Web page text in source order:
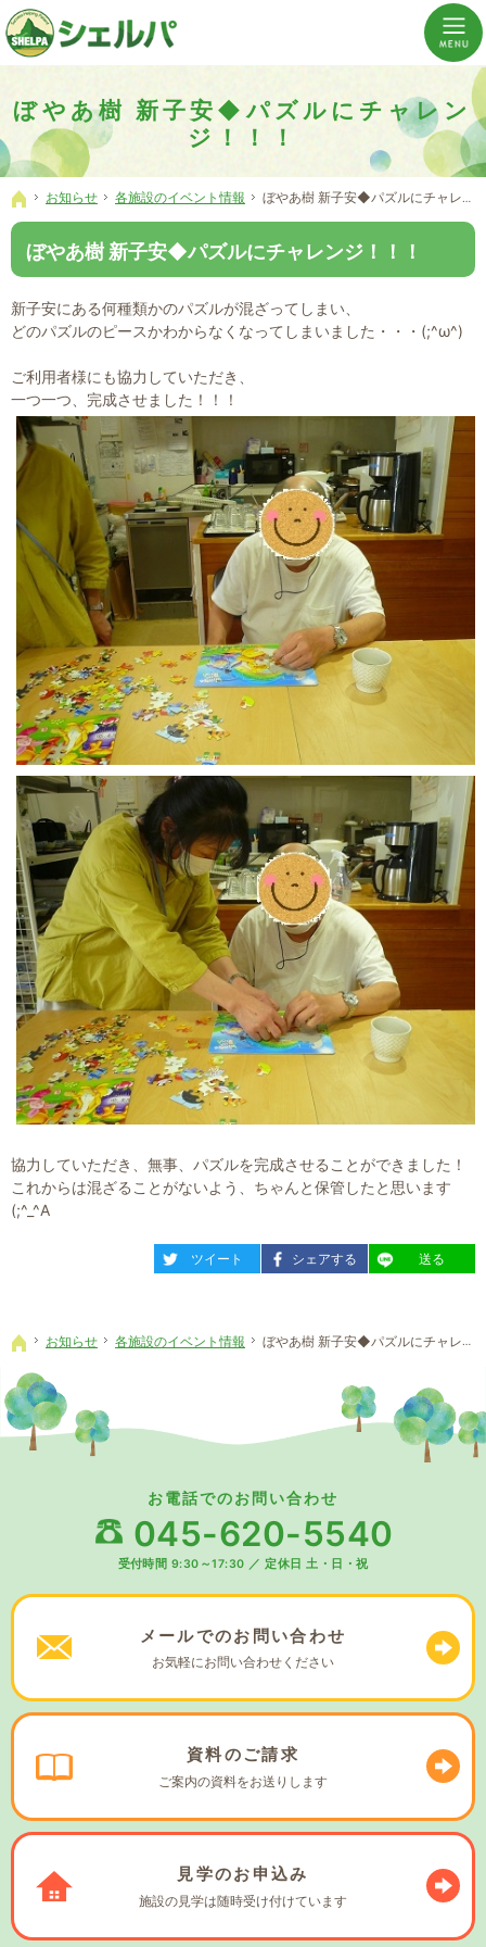
ぼやあ樹 新子安◆パズルにチャレン
ジ！！！
介護の「通い・泊まり・訪問」から必要なものだけをご提供。介護のことならシェルパへ。
横浜市神奈川区 事業所数No,1の小規模多機能型居宅介護ぼやあ樹
ホーム
お知らせ 各施設のイベント情報 ぼやあ樹 新子安◆パズルにチャレンジ！！！
ぼやあ樹 新子安◆パズルにチャレンジ！！！
新子安にある何種類かのパズルが混ざってしまい、
どのパズルのピースかわからなくなってしまいました・・・(;^ω^)
ご利用者様にも協力していただき、
一つ一つ、完成させました！！！
協力していただき、無事、パズルを完成させることができました！
これからは混ざることがないよう、ちゃんと保管したと思います
(;^_^A
entry967ツイート entry967
シェアする entry967
送る
ホーム
お知らせ 各施設のイベント情報 ぼやあ樹 新子安◆パズルにチャレンジ！！！
お電話でのお問い合わせ
045-620-5540
受付時間 9:30～17:30 ／ 定休日 土・日・祝
メールでのお問い合わせ
お気軽にお問い合わせください
資料のご請求
ご案内の資料をお送りします
見学のお申込み
施設の見学は随時受け付けています